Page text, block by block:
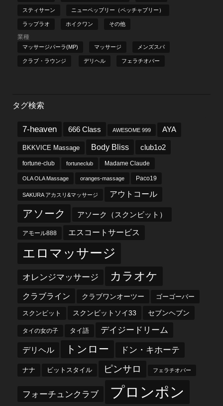
スティサーン ニューペッブリー（ペッチャブリー）
ラップラオ ホイクワン その他
業種
マッサージパーラ(MP) マッサージ メンズスパ
クラブ・ラウンジ デリヘル フェラチオバー
タグ検索
7-heaven 666 Class AWESOME 999 AYA
BKKVICE Massage Body Bliss club1o2
fortune-club fortuneclub Madame Claude
OLA OLA Massage oranges-massage Paco19
SAKURA アカスリ&マッサージ アウトコール
アソーク アソーク（スクンビット）
アモール888 エスコートサービス
エロマッサージ
オレンジマッサージ カラオケ
クラブライン クラブワンオーツー ゴーゴーバー
スクンビット スクンビットソイ33 セブンヘブン
タイの女の子 タイ語 デイジードリーム
デリヘル トンロー ドン・キホーテ
ナナ ビットスタイル ピンサロ フェラチオバー
フォーチュンクラブ プロンポン